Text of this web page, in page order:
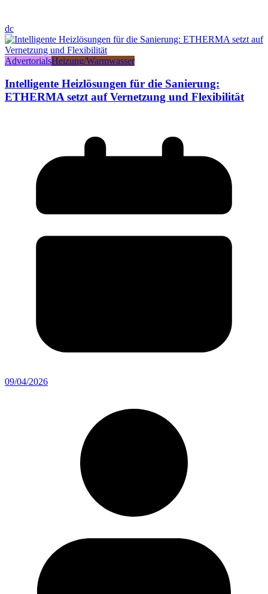
dc
AdvertorialsHeizung/Warmwasser
Intelligente Heizlösungen für die Sanierung:
ETHERMA setzt auf Vernetzung und Flexibilität
09/04/2026